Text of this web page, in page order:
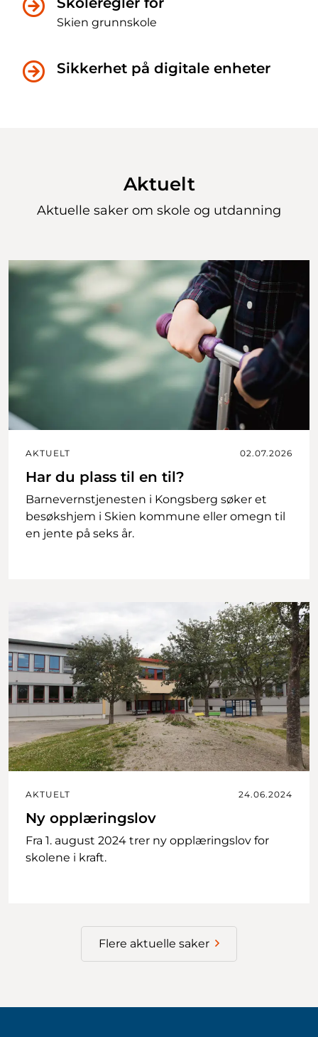
Skien grunnskole
Sikkerhet på digitale enheter
Aktuelt
Aktuelle saker om skole og utdanning
AKTUELT 02.07.2026
Har du plass til en til?
Barnevernstjenesten i Kongsberg søker et
besøkshjem i Skien kommune eller omegn til
en jente på seks år.
AKTUELT 24.06.2024
Ny opplæringslov
Fra 1. august 2024 trer ny opplæringslov for
skolene i kraft.
Flere aktuelle saker